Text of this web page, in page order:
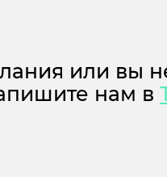
или вы
нам в